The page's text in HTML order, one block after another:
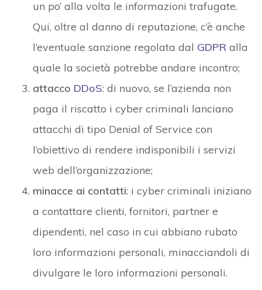
un po’ alla volta le informazioni trafugate.
Qui, oltre al danno di reputazione, c’è anche
l’eventuale sanzione regolata dal GDPRalla
quale la società potrebbe andare incontro;
attacco DDoS: di nuovo, se l’azienda non
paga il riscatto i cyber criminali lanciano
attacchi di tipo Denial of Service con
l’obiettivo di rendere indisponibili i servizi
web dell’organizzazione;
minacce ai contatti: i cyber criminali iniziano
a contattare clienti, fornitori, partner e
dipendenti, nel caso in cui abbiano rubato
loro informazioni personali, minacciandoli di
divulgare le loro informazioni personali.